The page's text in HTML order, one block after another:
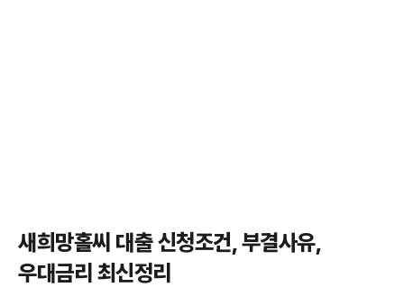
새희망홀씨 대출 신청조건, 부결사유,
우대금리 최신정리